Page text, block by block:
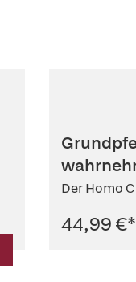
Der Homo
44,99 €*